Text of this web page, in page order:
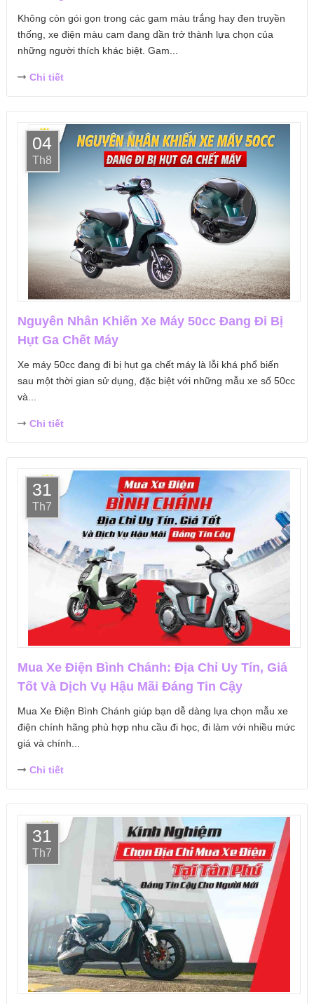
Không còn gói gọn trong các gam màu trắng hay đen truyền
thống, xe điện màu cam đang dần trở thành lựa chọn của
những người thích khác biệt. Gam...
Chi tiết
04
Th8
Nguyên Nhân Khiến Xe Máy 50cc Đang Đi Bị
Hụt Ga Chết Máy
Xe máy 50cc đang đi bị hụt ga chết máy là lỗi khá phổ biến
sau một thời gian sử dụng, đặc biệt với những mẫu xe số 50cc
và...
Chi tiết
31
Th7
Mua Xe Điện Bình Chánh: Địa Chỉ Uy Tín, Giá
Tốt Và Dịch Vụ Hậu Mãi Đáng Tin Cậy
Mua Xe Điện Bình Chánh giúp bạn dễ dàng lựa chọn mẫu xe
điện chính hãng phù hợp nhu cầu đi học, đi làm với nhiều mức
giá và chính...
Chi tiết
31
Th7